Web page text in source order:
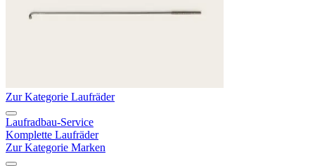
Zur Kategorie Laufräder
Laufradbau-Service
Komplette Laufräder
Zur Kategorie Marken